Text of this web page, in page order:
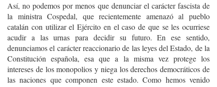
Así, no podemos por menos que denunciar el carácter fascista de
la ministra Cospedal, que recientemente amenazó al pueblo
catalán con utilizar el Ejército en el caso de que se les ocurriese
acudir a las urnas para decidir su futuro. En ese sentido,
denunciamos el carácter reaccionario de las leyes del Estado, de la
Constitución española, esa que a la misma vez protege los
intereses de los monopolios y niega los derechos democráticos de
las naciones que componen este estado. Como hemos venido